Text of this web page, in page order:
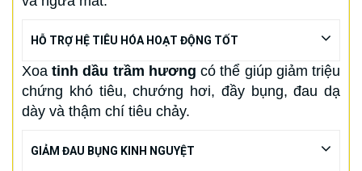
HỖ TRỢ HỆ TIÊU HÓA HOẠT ĐỘNG TỐT
Xoatinh dầu trầm hương có thể giúp giảm triệu
chứng khó tiêu, chướng hơi, đầy bụng, đau dạ
dày và thậm chí tiêu chảy.
GIẢM ĐAU BỤNG KINH NGUYỆT